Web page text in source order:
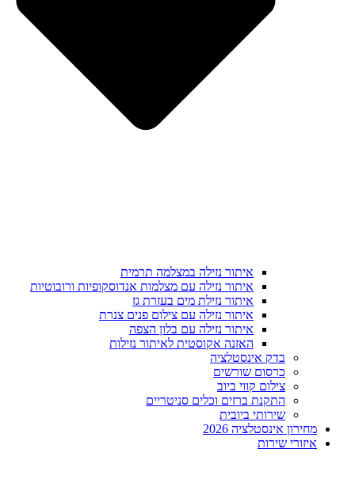
איתור נזילה במצלמה תרמית
איתור נזילה עם מצלמות אנדוסקופיות ורובוטיות
איתור נזילת מים בעזרת גז
איתור נזילה עם צילום פנים צנרת
איתור נזילה עם בלון הצפה
האזנה אקוסטית לאיתור נזילות
בדק אינסטלציה
כרסום שורשים
צילום קווי ביוב
התקנת ברזים וכלים סניטריים
שירותי ביובית
מחירון אינסטלציה 2026
איזורי שירות